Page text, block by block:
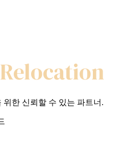
Relocation
한 신뢰할 수 있는 파트너.